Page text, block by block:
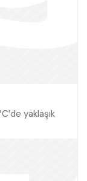
yaklaşık